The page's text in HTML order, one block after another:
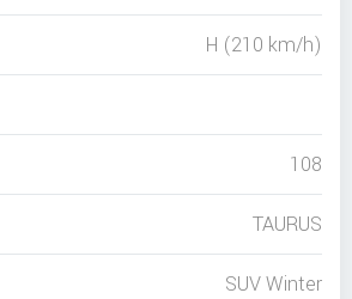
H (210 km/h)
108
TAURUS
SUV Winter